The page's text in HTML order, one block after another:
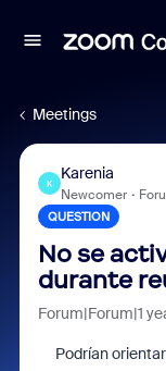
Meetings
K
Karenia
Newcomer
QUESTION
No se
durante
Forum|Forum|1
Podrían